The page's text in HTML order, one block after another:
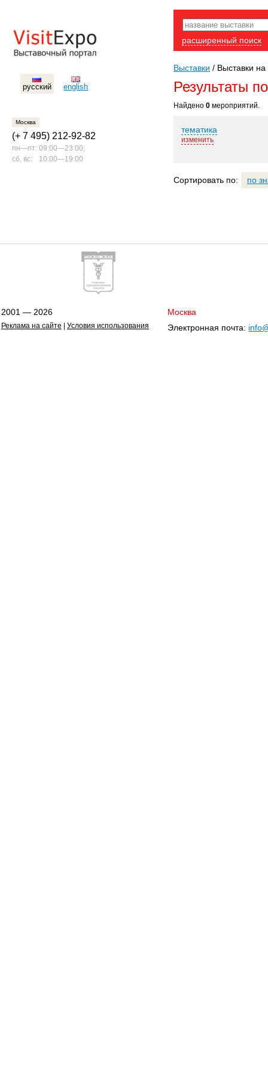
русский english
Москва
(+ 7 495) 212-92-82
пн—пт: 09:00—23:00;
сб, вс:
10:00—19:00
расширенный поиск
Выставки / Выставки на
Результаты
Найдено 0 мероприятий.
тематика
изменить
Сортировать по: по
2001 — 2026
Реклама на сайте Условия использования
Москва
Электронная почта: